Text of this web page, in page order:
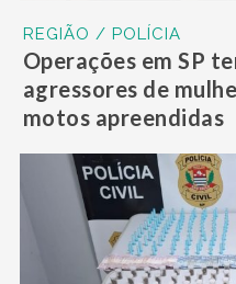
REGIÃO / POLÍCIA
Operações em SP
agressores de
motos apreendidas